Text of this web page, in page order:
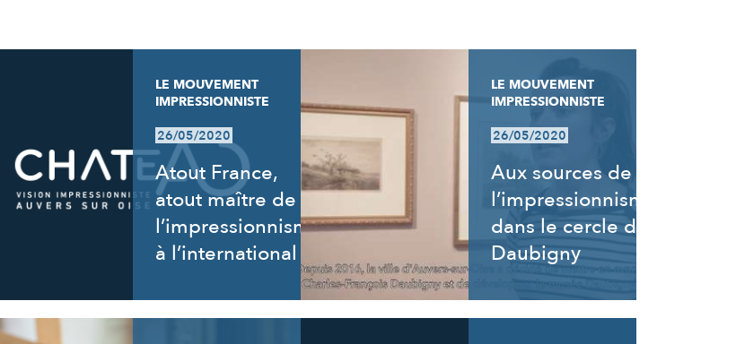
LE MOUVEMENT
IMPRESSIONNISTE
26/05/2020
Atout France,
atout maître de
l’impressionnisme
à l’international
LE MOUVEMENT
IMPRESSIONNISTE
26/05/2020
Aux sources de
l’impressionnisme,
dans le cercle de
Daubigny